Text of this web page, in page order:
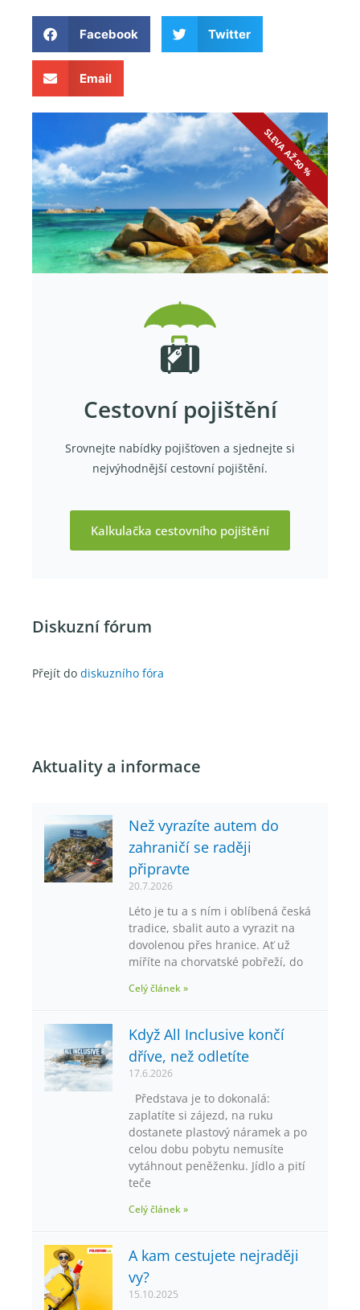
Facebook Twitter
Email
Cestovní pojištění
Srovnejte nabídky pojišťoven a sjednejte si
nejvýhodnější cestovní pojištění.
Kalkulačka cestovního pojištění
SLEVA AŽ 50 %
Diskuzní fórum
Přejít do diskuzního fóra
Aktuality a informace
Než vyrazíte autem do
zahraničí se raději
připravte
20.7.2026
Léto je tu a s ním i oblíbená česká
tradice, sbalit auto a vyrazit na
dovolenou přes hranice. Ať už
míříte na chorvatské pobřeží, do
Celý článek »
Když All Inclusive končí
dříve, než odletíte
17.6.2026
Představa je to dokonalá:
zaplatíte si zájezd, na ruku
dostanete plastový náramek a po
celou dobu pobytu nemusíte
vytáhnout peněženku. Jídlo a pití
teče
Celý článek »
A kam cestujete nejraději
vy?
15.10.2025